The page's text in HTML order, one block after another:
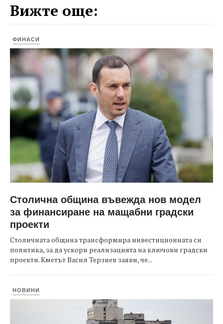
Вижте още:
ФИНАСИ
Столична община въвежда нов модел
за финансиране на мащабни градски
проекти
Столичната община трансформира инвестиционната си
политика, за да ускори реализацията на ключови градски
проекти. Кметът Васил Терзиев заяви, че...
НОВИНИ